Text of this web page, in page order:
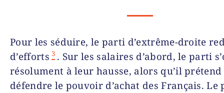
Pour les séduire, le parti d’extrême-droite
d’efforts 3 . Sur les salaires d’abord, le parti
résolument à leur hausse, alors qu’il
défendre le pouvoir d’achat des Français. Le